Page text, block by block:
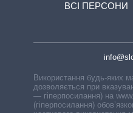
ВСІ ПЕРСОНИ
Використання будь-яких
дозволяється при
— гіперпосилання) на
(гіперпосилання)